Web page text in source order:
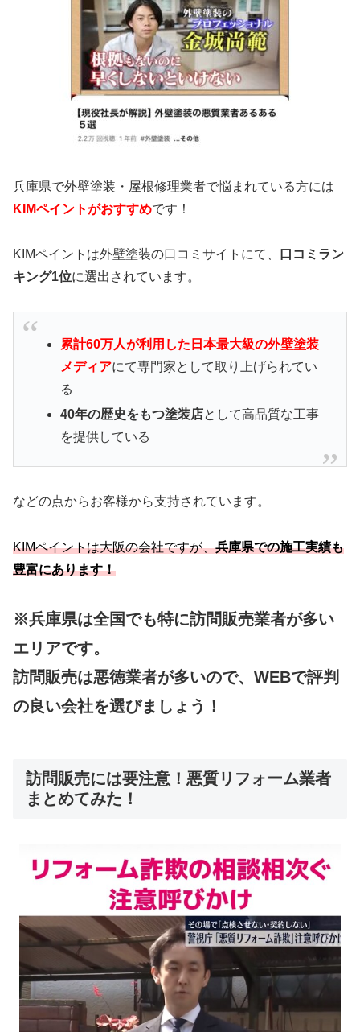
兵庫県で外壁塗装・屋根修理業者で悩まれている方には
KIMペイントがおすすめです！
KIMペイントは外壁塗装の口コミサイトにて、
口コミラン
キング1位に選出されています。
累計60万人が利用した日本最大級の外壁塗装
メディアにて専門家として取り上げられてい
る
40年の歴史をもつ塗装店として高品質な工事
を提供している
などの点からお客様から支持されています。
KIMペイントは大阪の会社ですが、兵庫県での施工実績も
豊富にあります！
※兵庫県は全国でも特に訪問販売業者が多い
エリアです。
訪問販売は悪徳業者が多いので、WEBで評判
の良い会社を選びましょう！
訪問販売には要注意！悪質リフォーム業者
まとめてみた！